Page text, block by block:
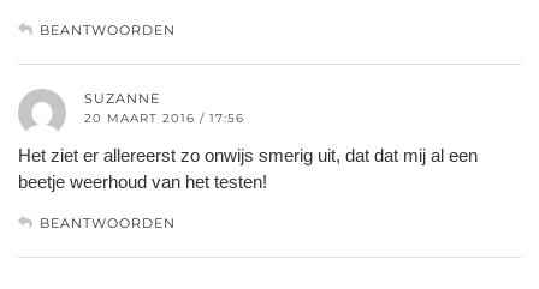
BEANTWOORDEN
SUZANNE
20 MAART 2016 / 17:56
Het ziet er allereerst zo onwijs smerig uit, dat dat mij al een
beetje weerhoud van het testen!
BEANTWOORDEN